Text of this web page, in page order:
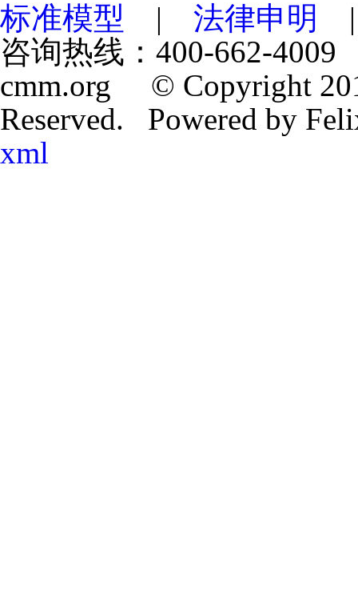
标准模型 | 法律申明
咨询热线：400-662-
cmm.org © Copyright
Reserved. Powered by
xml